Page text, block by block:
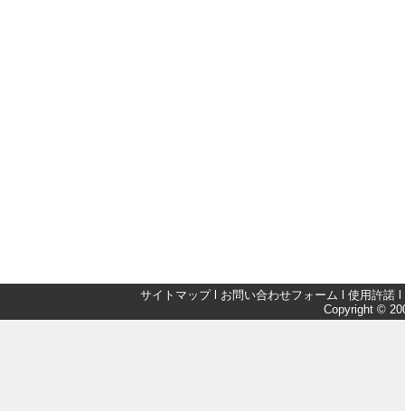
サイトマップl お問い合わせフォーム 使用許諾
Copyright ©